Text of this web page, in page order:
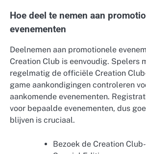
Hoe deel te nemen aan
evenementen
Deelnemen aan promotionele
Creation Club is eenvoudig. Spelers
regelmatig de officiële Creation
game aankondigingen controleren
aankomende evenementen.
voor bepaalde evenementen, dus
blijven is cruciaal.
Bezoek de Creation